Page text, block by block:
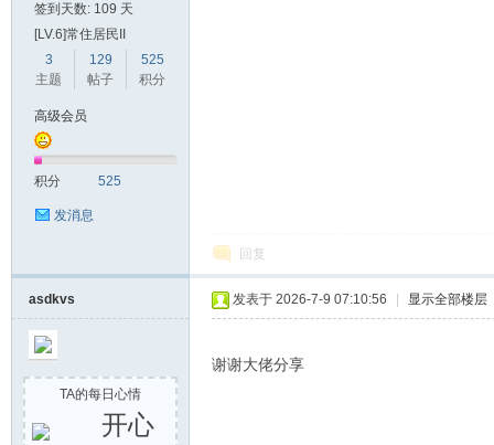
签到天数: 109 天
[LV.6]常住居民II
3
主题
129
帖子
525
积分
高级会员
积分 525
发消息
回复
asdkvs
TA的每日心情
开心
发表于 2026-7-9 07:10:56 显示全部楼层
谢谢大佬分享